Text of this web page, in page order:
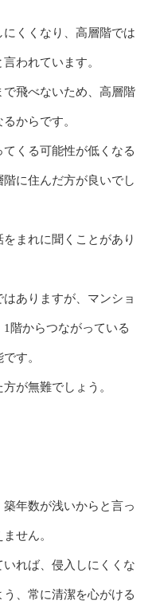
くくなり、高層階では
われています。
飛べないため、高層階
からです。
くる可能性が低くなる
に住んだ方が良いでし
まれに聞くことがあり
ありますが、マンショ
階からつながっている
す。
が無難でしょう。
年数が浅いからと言っ
せん。
れば、侵入しにくくな
、常に清潔を心がける